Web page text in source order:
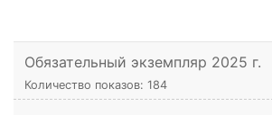
Обязательный экземпляр 2025 г.
Количество показов: 184